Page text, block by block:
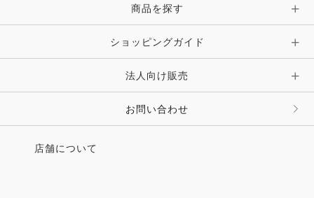
時計・財布・キーケース・革小物
キーホルダー・チャーム・ストラップ
その他 ファッション雑貨
ピン・ブローチ・コサージュ
その他 アクセサリー
商品を探す
ショッピングガイド
法人向け販売
お問い合わせ
店舗について